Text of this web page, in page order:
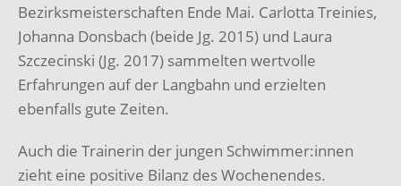
Bezirksmeisterschaften Ende Mai. Carlotta Treinies,
Johanna Donsbach (beide Jg. 2015) und Laura
Szczecinski (Jg. 2017) sammelten wertvolle
Erfahrungen auf der Langbahn und erzielten
ebenfalls gute Zeiten.
Auch die Trainerin der jungen Schwimmer:innen
zieht eine positive Bilanz des Wochenendes.